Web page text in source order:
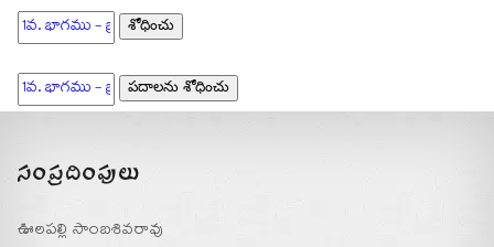
సంప్రదింపులు
ఊలపల్లి సాంబశివరావు